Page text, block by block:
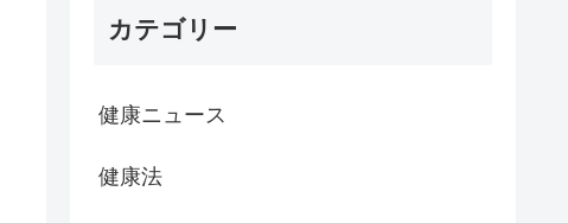
カテゴリー
健康ニュース
健康法